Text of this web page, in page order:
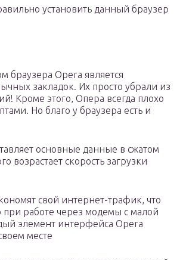
установить данный браузер
браузера Opera является
закладок. Их просто убрали из
Кроме этого, Опера всегда плохо
Но благо у браузера есть и
основные данные в сжатом
возрастает скорость загрузки
свой интернет-трафик, что
при работе через модемы с малой
элемент интерфейса Opera
месте